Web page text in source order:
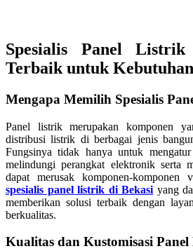
Spesialis Panel Listrik
Terbaik untuk
Mengapa Memilih Spesialis
Panel listrik merupakan komponen
distribusi listrik di berbagai jenis
Fungsinya tidak hanya untuk
melindungi perangkat elektronik serta
dapat merusak komponen-
spesialis panel listrik di Bekasi yang
memberikan solusi terbaik dengan
berkualitas.
Kualitas dan Kustomisasi